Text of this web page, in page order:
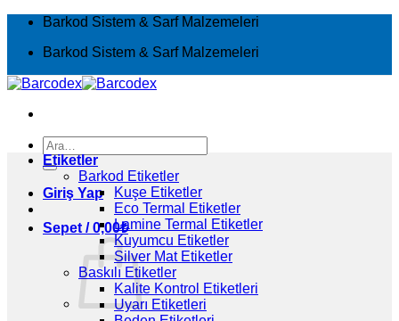
İçeriğeBarkod Sistem & Sarf Malzemeleri
Barkod Sistem & Sarf Malzemeleri
Ara:
Giriş Yap
Sepet /0,00₺
Etiketler
Barkod Etiketler
Kuşe Etiketler
Eco Termal Etiketler
Lamine Termal Etiketler
Kuyumcu Etiketler
Silver Mat Etiketler
Baskılı Etiketler
Kalite Kontrol Etiketleri
Uyarı Etiketleri